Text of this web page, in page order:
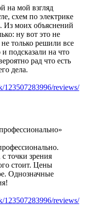
на мой взгляд
схем по электрике
Из моих объяснений
ну вот это не
только решили все
подсказали на что
рад что есть
дела.
123507283996/reviews/
точки зрения
стоит. Цены
Однозначные
123507283996/reviews/